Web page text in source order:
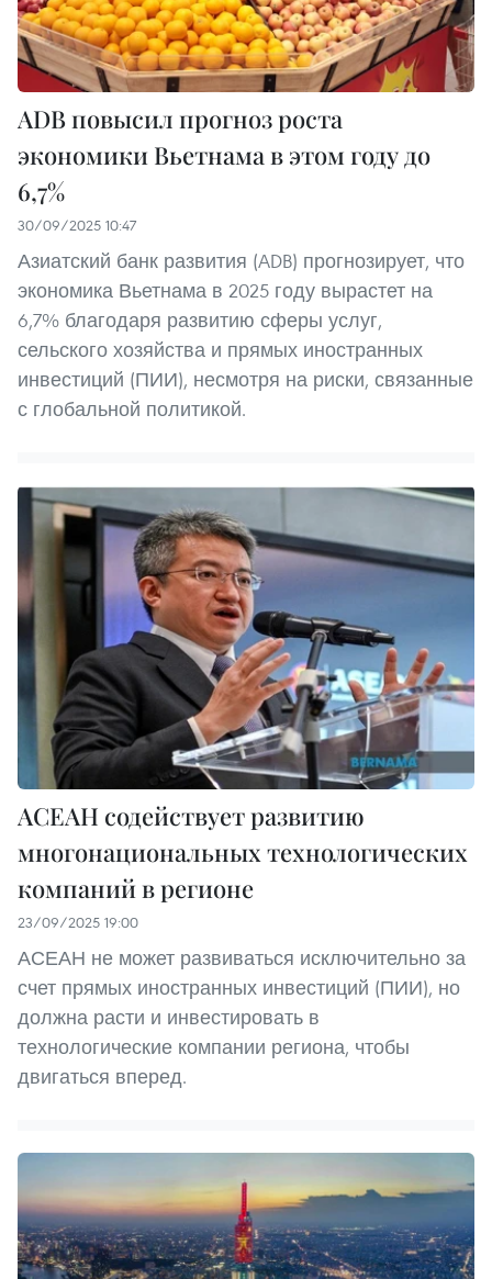
ADB повысил прогноз роста
экономики Вьетнама в этом году до
6,7%
30/09/2025 10:47
Азиатский банк развития (ADB) прогнозирует, что
экономика Вьетнама в 2025 году вырастет на
6,7% благодаря развитию сферы услуг,
сельского хозяйства и прямых иностранных
инвестиций (ПИИ), несмотря на риски, связанные
с глобальной политикой.
АСЕАН содействует развитию
многонациональных технологических
компаний в регионе
23/09/2025 19:00
АСЕАН не может развиваться исключительно за
счет прямых иностранных инвестиций (ПИИ), но
должна расти и инвестировать в
технологические компании региона, чтобы
двигаться вперед.